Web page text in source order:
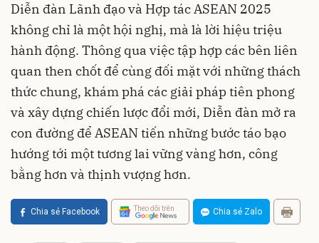
Diễn đàn Lãnh đạo và Hợp tác ASEAN 2025
không chỉ là một hội nghị, mà là lời hiệu triệu
hành động. Thông qua việc tập hợp các bên liên
quan then chốt để cùng đối mặt với những thách
thức chung, khám phá các giải pháp tiên phong
và xây dựng chiến lược đổi mới, Diễn đàn mở ra
con đường để ASEAN tiến những bước táo bạo
hướng tới một tương lai vững vàng hơn, công
bằng hơn và thịnh vượng hơn.
Chia sẻ Facebook Theo dõi trên Chia sẻ Zalo